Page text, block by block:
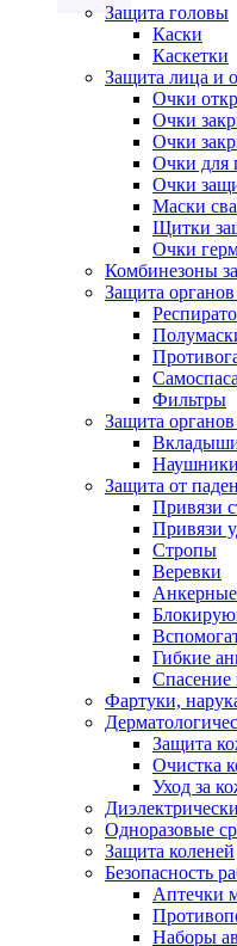
Защита головы
Каски
Каскетки
Защита лица и
Очки
Очки
Очки
Очки для
Очки
Маски
Щитки
Очки
Комбинезоны
Защита
Фильтры
Защита органов
Защита от
Привязи
Привязи
Стропы
Веревки
Анкерные
Гибкие
Спасение
Фартуки,
Защита
Очистка
Уход за
Одноразовые
Защита коленей
Безопасность
Аптечки
Наборы